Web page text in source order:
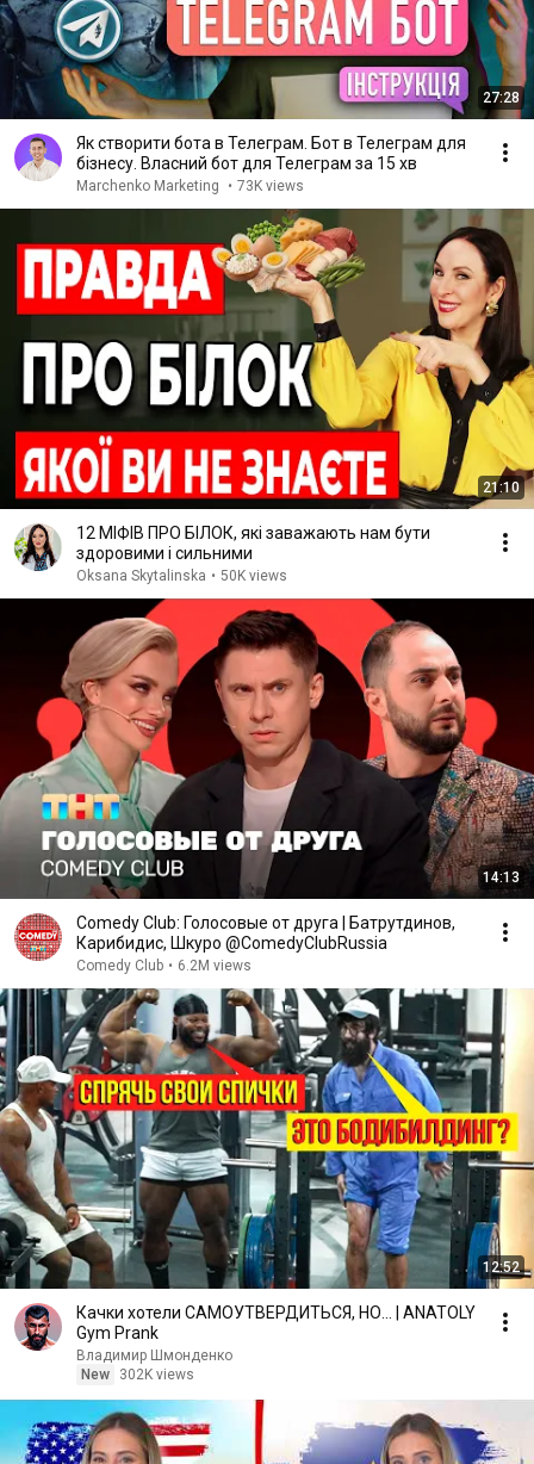
27:28
Як створити бота в Телеграм. Бот в Телеграм для
бізнесу. Власний бот для Телеграм за 15 хв
Marchenko Marketing • 73K views
21:10
12 МІФІВ ПРО БІЛОК, які заважають нам бути
здоровими і сильними
Oksana Skytalinska • 50K views
14:13
Comedy Club: Голосовые от друга | Батрутдинов,
Карибидис, Шкуро @ComedyClubRussia
Comedy Club • 6.2M views
12:52
Качки хотели САМОУТВЕРДИТЬСЯ, НО... | ANATOLY
Gym Prank
Владимир Шмонденко
New
302K views